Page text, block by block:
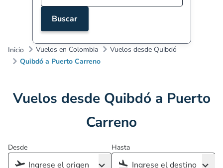
Buscar
Inicio Vuelos en Colombia
Vuelos desde Quibdó
Quibdó a Puerto Carreno
Vuelos desde Quibdó a Puerto
Carreno
Desde Hasta